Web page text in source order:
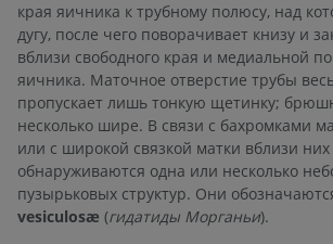
края яичника к трубному полюсу, над
дугу, после чего поворачивает книзу и
вблизи свободного края и медиальной
яичника. Маточное отверстие трубы
пропускает лишь тонкую щетинку;
несколько шире. В связи с бахромками
или с широкой связкой матки вблизи
обнаруживаются одна или несколько
пузырьковых структур. Они
vesiculosæ (гидатиды Морганьи).